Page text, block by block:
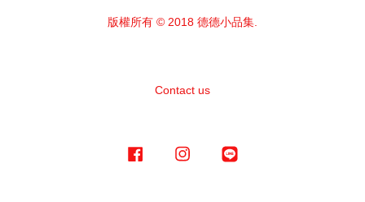
版權所有 © 2018 德德小品集.
Contact us
Facebook Instagram